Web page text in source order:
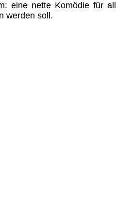
eine nette Komödie für
werden soll.